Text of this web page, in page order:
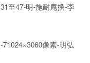
至47-明-施耐庵撰-李
像素-明弘